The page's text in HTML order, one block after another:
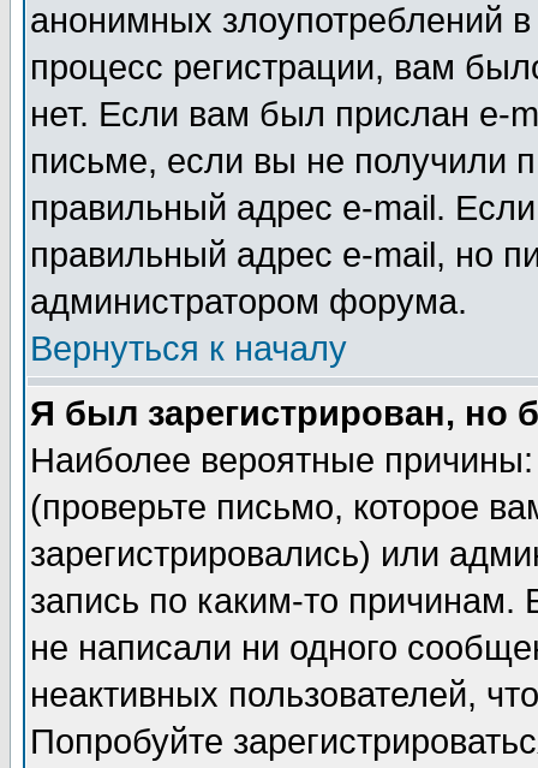
анонимных злоупотреблений
процесс регистрации, вам
нет. Если вам был прислан e-
письме, если вы не получили
правильный адрес e-mail.
правильный адрес e-mail, но
администратором форума.
Вернуться к началу
Я был зарегистрирован, но
Наиболее вероятные
(проверьте письмо, которое
зарегистрировались) или
запись по каким-то
не написали ни одного
неактивных пользователей,
Попробуйте